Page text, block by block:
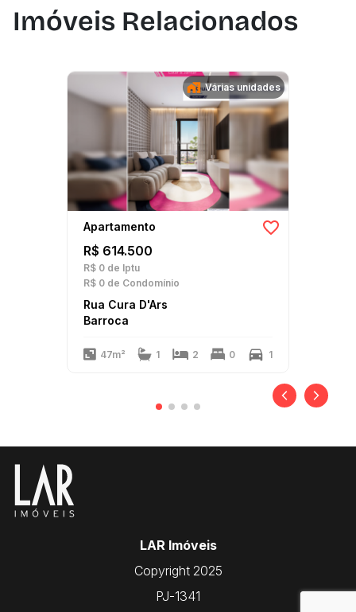
Imóveis Relacionados
Várias unidades
Apartamento
R$ 614.500
R$ 0 de Iptu
R$ 0 de Condomínio
Rua Cura D'Ars
Barroca
47m² 1 2 0 1
LAR Imóveis
Copyright 2025
PJ-1341